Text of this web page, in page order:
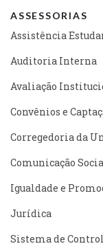
ASSESSORIAS
Assistência
Auditoria Interna
Avaliação
Convênios e
Corregedoria da
Comunicação
Igualdade e
Jurídica
Sistema de